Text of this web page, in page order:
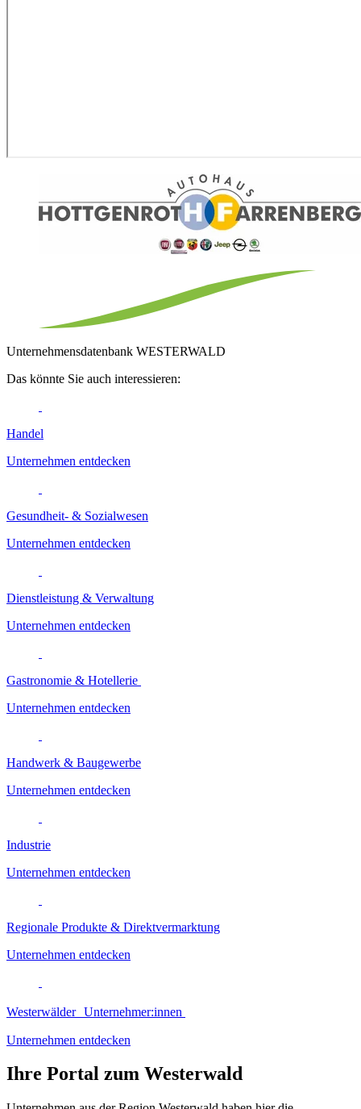
Unternehmensdatenbank WESTERWALD
Das könnte Sie auch interessieren:
Handel
Unternehmen entdecken
Gesundheit- & Sozialwesen
Unternehmen entdecken
Dienstleistung & Verwaltung
Unternehmen entdecken
Gastronomie & Hotellerie
Unternehmen entdecken
Handwerk & Baugewerbe
Unternehmen entdecken
Industrie
Unternehmen entdecken
Regionale Produkte & Direktvermarktung
Unternehmen entdecken
Westerwälder Unternehmer:innen
Unternehmen entdecken
Ihre Portal zum Westerwald